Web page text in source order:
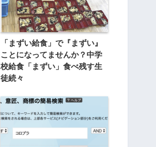
「まずい給食」で『まずい』
ことになってませんか？中学
校給食「まずい」食べ残す生
徒続々